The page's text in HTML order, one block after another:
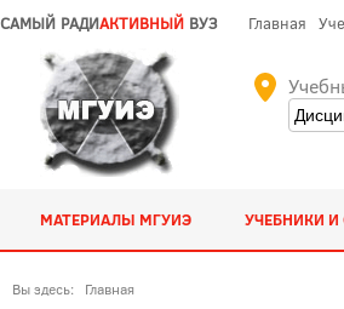
САМЫЙ РАДИАКТИВНЫЙ ВУЗ Главная
МАТЕРИАЛЫ МГУИЭ УЧЕБНИКИ
Вы здесь: Главная